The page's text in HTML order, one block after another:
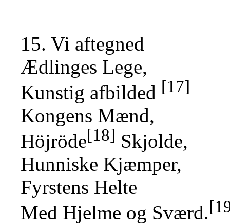
15. Vi aftegned
Ædlinges Lege,
Kunstig afbilded [17]
Kongens Mænd,
Höjröde[18] Skjolde,
Hunniske Kjæmper,
Fyrstens Helte
Med Hjelme og Sværd.